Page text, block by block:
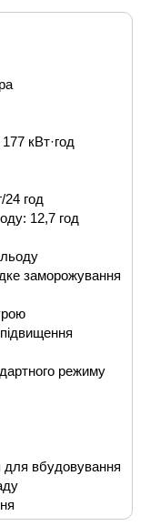
кВт·год
24 год
12,7 год
заморожування
режиму
для вбудовування